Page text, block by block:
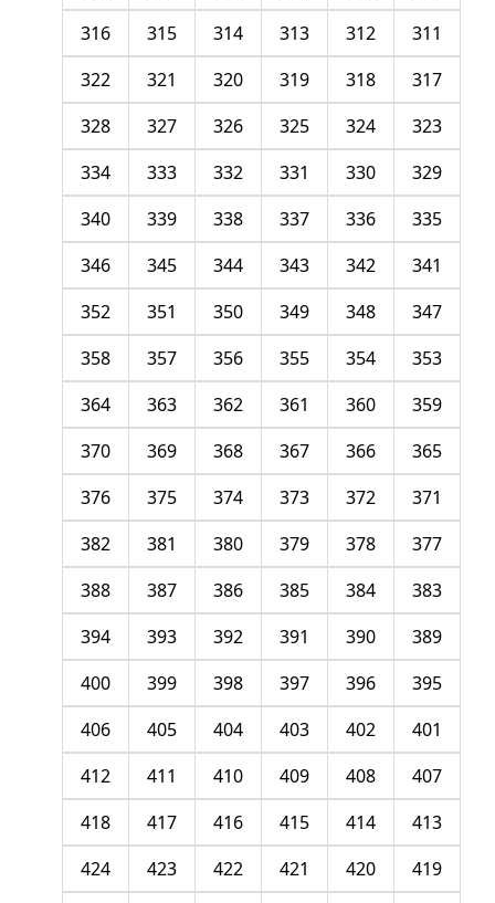
311
312
313
314
315
316
317
318
319
320
321
322
323
324
325
326
327
328
329
330
331
332
333
334
335
336
337
338
339
340
341
342
343
344
345
346
347
348
349
350
351
352
353
354
355
356
357
358
359
360
361
362
363
364
365
366
367
368
369
370
371
372
373
374
375
376
377
378
379
380
381
382
383
384
385
386
387
388
389
390
391
392
393
394
395
396
397
398
399
400
401
402
403
404
405
406
407
408
409
410
411
412
413
414
415
416
417
418
419
420
421
422
423
424